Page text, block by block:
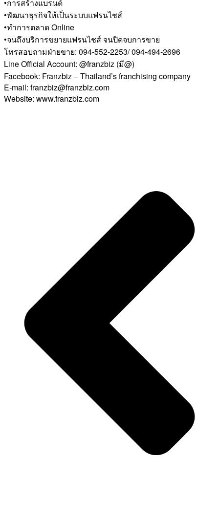
•การสร้างแบรนด์
•พัฒนาธุรกิจให้เป็นระบบแฟรนไชส์
•ทำการตลาด Online
•จนถึงบริการขยายแฟรนไชส์ จนปิดจบการขาย
โทรสอบถามฝ่ายขาย: 094-552-2253/ 094-494-2696
Line Official Account: @franzbiz (มี@)
Facebook: Franzbiz – Thailand’s franchising company
E-mail: franzbiz@franzbiz.com
Website: www.franzbiz.com